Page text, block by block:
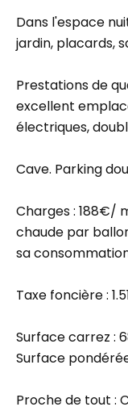
Dans l'espace
jardin, placards,
Prestations de
excellent
électriques,
Cave. Parking
Charges : 188€/
chaude par
sa
Taxe foncière :
Surface carrez :
Surface
Proche de tout :